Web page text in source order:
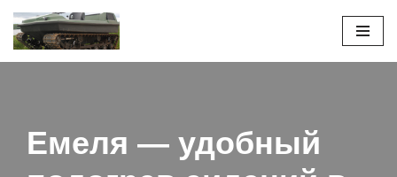
Перейти
Емеля — удобный